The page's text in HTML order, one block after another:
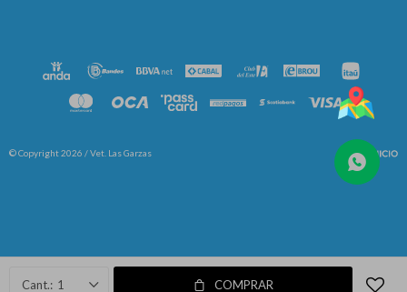
1 COMPRAR
© Copyright 2026 / Vet. Las Garzas
Fenicio